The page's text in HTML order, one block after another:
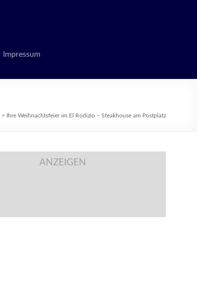
Impressum
> Ihre Weihnachtsfeier im El Rodizio – Steakhouse am Postplatz
ANZEIGEN